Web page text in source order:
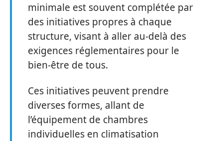
minimale est souvent complétée par
des initiatives propres à chaque
structure, visant à aller au-delà des
exigences réglementaires pour le
bien-être de tous.
Ces initiatives peuvent prendre
diverses formes, allant de
l’équipement de chambres
individuelles en climatisation